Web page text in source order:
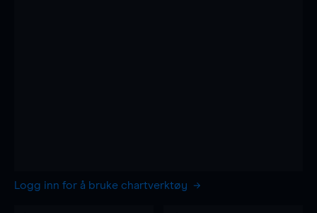
Logg inn for å bruke chartverktøy